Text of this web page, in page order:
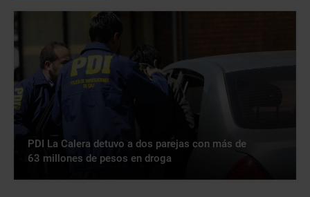
PDI La Calera detuvo a dos parejas con más de
63 millones de pesos en droga